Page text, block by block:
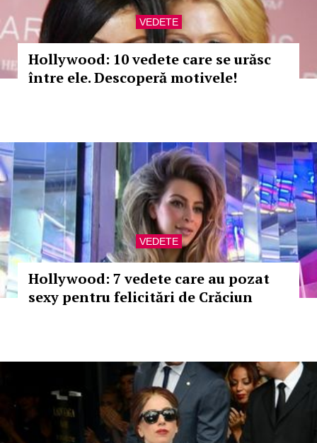
VEDETE
Hollywood: 10 vedete care se urăsc
între ele. Descoperă motivele!
VEDETE
Hollywood: 7 vedete care au pozat
sexy pentru felicitări de Crăciun